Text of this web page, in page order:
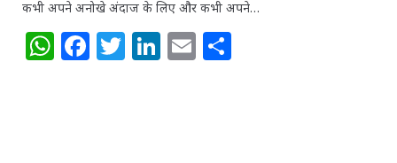
कभी अपने अनोखे अंदाज के लिए और कभी अपने…
W F T Li E